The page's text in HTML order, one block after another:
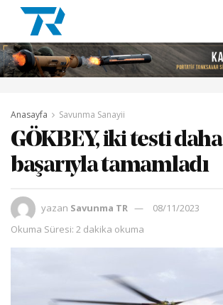
Anasayfa Savunma Sanayii
GÖKBEY, iki testi daha
başarıyla tamamladı
yazan Savunma TR
08/11/2023
Okuma Süresi: 2 dakika okuma